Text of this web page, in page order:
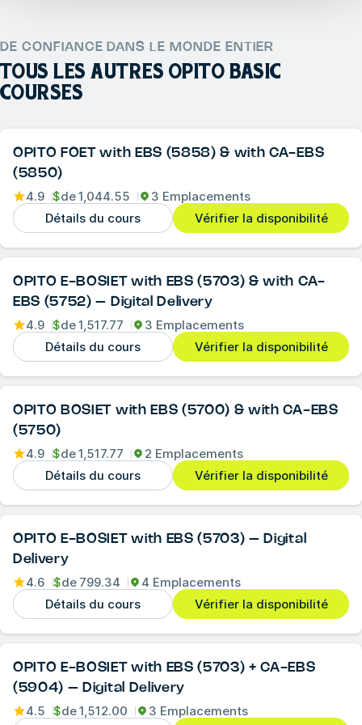
DE CONFIANCE DANS LE MONDE ENTIER
TOUS LES AUTRES OPITO BASIC
COURSES
OPITO FOET with EBS (5858) & with CA-EBS
(5850)
4.9 $de1,044.55
3 Emplacements
Détails du cours
Vérifier la disponibilité
OPITO E-BOSIET with EBS (5703) & with CA-
EBS (5752) – Digital Delivery
4.9 $de1,517.77
3 Emplacements
Détails du cours
Vérifier la disponibilité
OPITO BOSIET with EBS (5700) & with CA-EBS
(5750)
4.9 $de1,517.77
2 Emplacements
Détails du cours
Vérifier la disponibilité
OPITO E-BOSIET with EBS (5703) – Digital
Delivery
4.6 $de 799.34
4 Emplacements
Détails du cours
Vérifier la disponibilité
OPITO E-BOSIET with EBS (5703) + CA-EBS
(5904) – Digital Delivery
4.5 $de1,512.00
3 Emplacements